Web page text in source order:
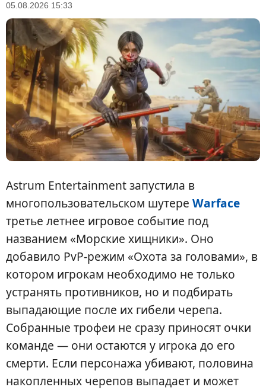
05.08.2026 15:33
Astrum Entertainment запустила в
многопользовательском шутере Warface
третье летнее игровое событие под
названием «Морские хищники». Оно
добавило PvP-режим «Охота за головами», в
котором игрокам необходимо не только
устранять противников, но и подбирать
выпадающие после их гибели черепа.
Собранные трофеи не сразу приносят очки
команде — они остаются у игрока до его
смерти. Если персонажа убивают, половина
накопленных черепов выпадает и может